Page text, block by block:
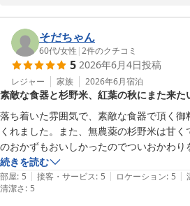
少し奥まった当館ならではの静かな環境
ある「信楽焼」の露天風呂もお気に召し
ざいます。
いつお越しいただいても心からお寛ぎい
づくりに努めてまいります。またのお帰
ております。
三献の宿〜木之本〜
2026-07-20
そだちゃん
60代/女性 |2件のクチコミ
5 2026年6月4日投稿
レジャー 家族 2026年6月宿泊
素敵な食器と杉野米、紅葉の秋にまた来た
落ち着いた雰囲気で、素敵な食器で頂く
くれました。また、無農薬の杉野米は甘
のおかずもおいしかったのでついおかわり
辺には紅葉がたくさんあったので、秋に色
しいのだろうと想像してしまいました。ゆ
続きを読む
部屋: 5 | 接客・サービス: 5 | ロケーション: 5 |
清潔さ: 5